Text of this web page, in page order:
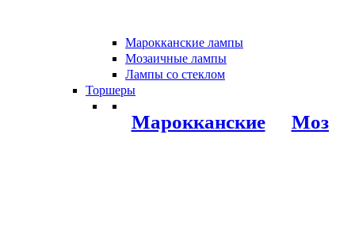
Марокканские лампы
Мозаичные лампы
Лампы со стеклом
Торшеры
Марокканские